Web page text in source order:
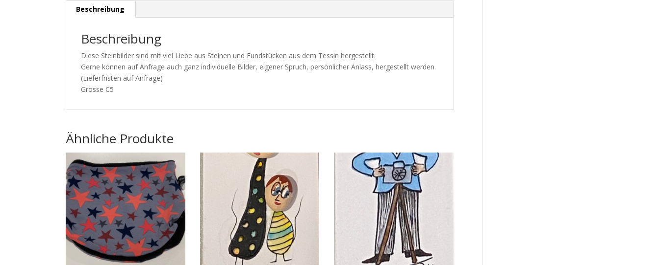
Beschreibung
Beschreibung
Diese Steinbilder sind mit viel Liebe aus Steinen und Fundstücken aus dem Tessin hergestellt.
Gerne können auf Anfrage auch ganz individuelle Bilder, eigener Spruch, persönlicher Anlass, hergestellt werden.
(Lieferfristen auf Anfrage)
Grösse C5
Ähnliche Produkte